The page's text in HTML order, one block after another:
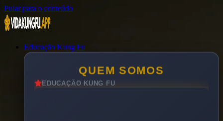
Pular para o conteúdo
Educação Kung Fu
QUEM SOMOS
EDUCAÇÃO KUNG FU